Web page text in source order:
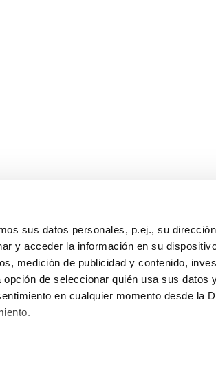
sus datos personales, p.ej., su
y acceder la información en su
medición de publicidad y contenido,
de seleccionar quién usa sus datos
en cualquier momento desde la